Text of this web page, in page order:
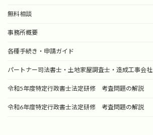
無料相談
事務所概要
各種手続き・申請ガイド
パートナー司法書士・土地家屋調査士・造成工事会
令和5年度特定行政書士法定研修 考査問題の解説
令和6年度特定行政書士法定研修 考査問題の解説